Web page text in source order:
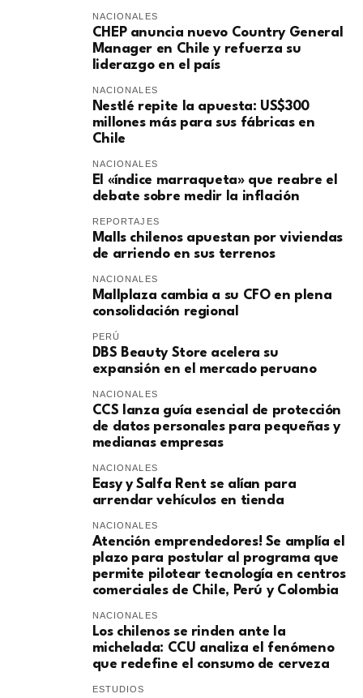
NACIONALES
CHEP anuncia nuevo Country General
Manager en Chile y refuerza su
liderazgo en el país
NACIONALES
Nestlé repite la apuesta: US$300
millones más para sus fábricas en
Chile
NACIONALES
El «índice marraqueta» que reabre el
debate sobre medir la inflación
REPORTAJES
Malls chilenos apuestan por viviendas
de arriendo en sus terrenos
NACIONALES
Mallplaza cambia a su CFO en plena
consolidación regional
PERÚ
DBS Beauty Store acelera su
expansión en el mercado peruano
NACIONALES
CCS lanza guía esencial de protección
de datos personales para pequeñas y
medianas empresas
NACIONALES
Easy y Salfa Rent se alían para
arrendar vehículos en tienda
NACIONALES
Atención emprendedores! Se amplía el
plazo para postular al programa que
permite pilotear tecnología en centros
comerciales de Chile, Perú y Colombia
NACIONALES
Los chilenos se rinden ante la
michelada: CCU analiza el fenómeno
que redefine el consumo de cerveza
ESTUDIOS